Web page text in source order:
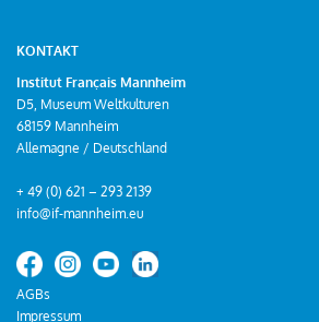
KONTAKT
Institut Français Mannheim
D5, Museum Weltkulturen
68159 Mannheim
Allemagne / Deutschland
+ 49 (0) 621 – 293 2139
info@if-mannheim.eu
AGBs
Impressum